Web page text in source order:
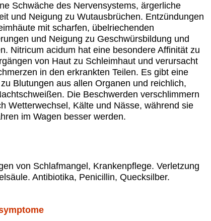
Schwäche des Nervensystems, ärgerliche
und Neigung zu Wutausbrüchen. Entzündungen
mit scharfen, übelriechenden
und Neigung zu Geschwürsbildung und
Nitricum acidum hat eine besondere Affinität zu
von Haut zu Schleimhaut und verursacht
in den erkrankten Teilen. Es gibt eine
Blutungen aus allen Organen und reichlich,
Die Beschwerden verschlimmern
Wetterwechsel, Kälte und Nässe, während sie
im Wagen besser werden.
von Schlafmangel, Krankenpflege. Verletzung
Antibiotika, Penicillin, Quecksilber.